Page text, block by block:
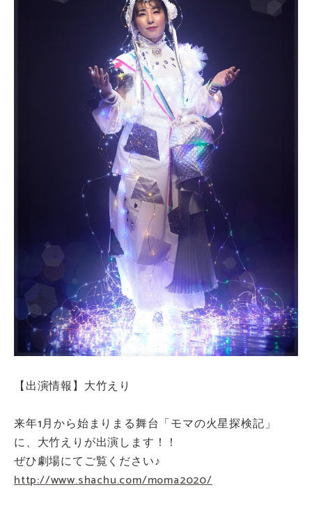
【出演情報】大竹えり
来年1月から始まりまる舞台「モマの火星探検記」
に、大竹えりが出演します！！
ぜひ劇場にてご覧ください♪
http://www.shachu.com/moma2020/